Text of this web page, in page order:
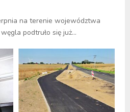
na terenie województwa
podtruło się już...